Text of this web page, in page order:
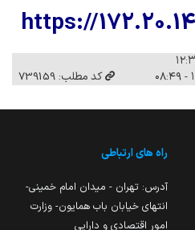
کد مطلب: 739159
راه های ارتباطی
آدرس: تهران - میدان امام خمینی-
انتهای خیابان باب همایون- وزارت
امور اقتصادی و دارایی